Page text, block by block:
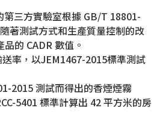
第三方實驗室根據 GB/T 18801-
著測試方式和生產質量控制的改
的 CADR 數值。
率，以JEM1467-2015標準測試
2015 測試而得出的香煙煙霧
5401 標準計算出 42 平方米的房